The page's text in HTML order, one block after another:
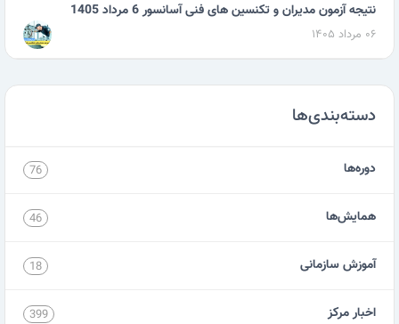
نتیجه آزمون مدیران و تکنسین های فنی آسانسور 6 مرداد 1405
۰۶ مرداد ۱۴۰۵
دسته‌بندی‌ها
دوره‌ها 76
همایش‌ها 46
آموزش سازمانی 18
اخبار مرکز 399